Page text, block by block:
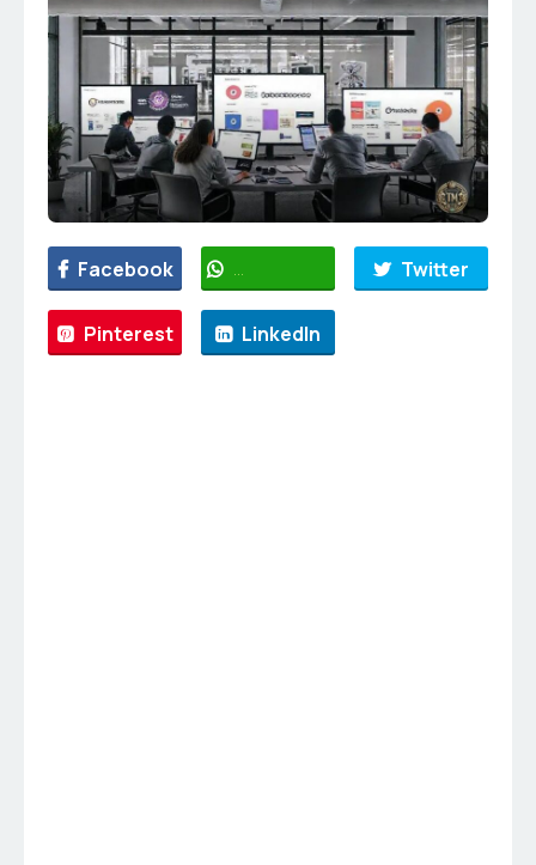
Facebook WhatsApp Twitter
Pinterest LinkedIn